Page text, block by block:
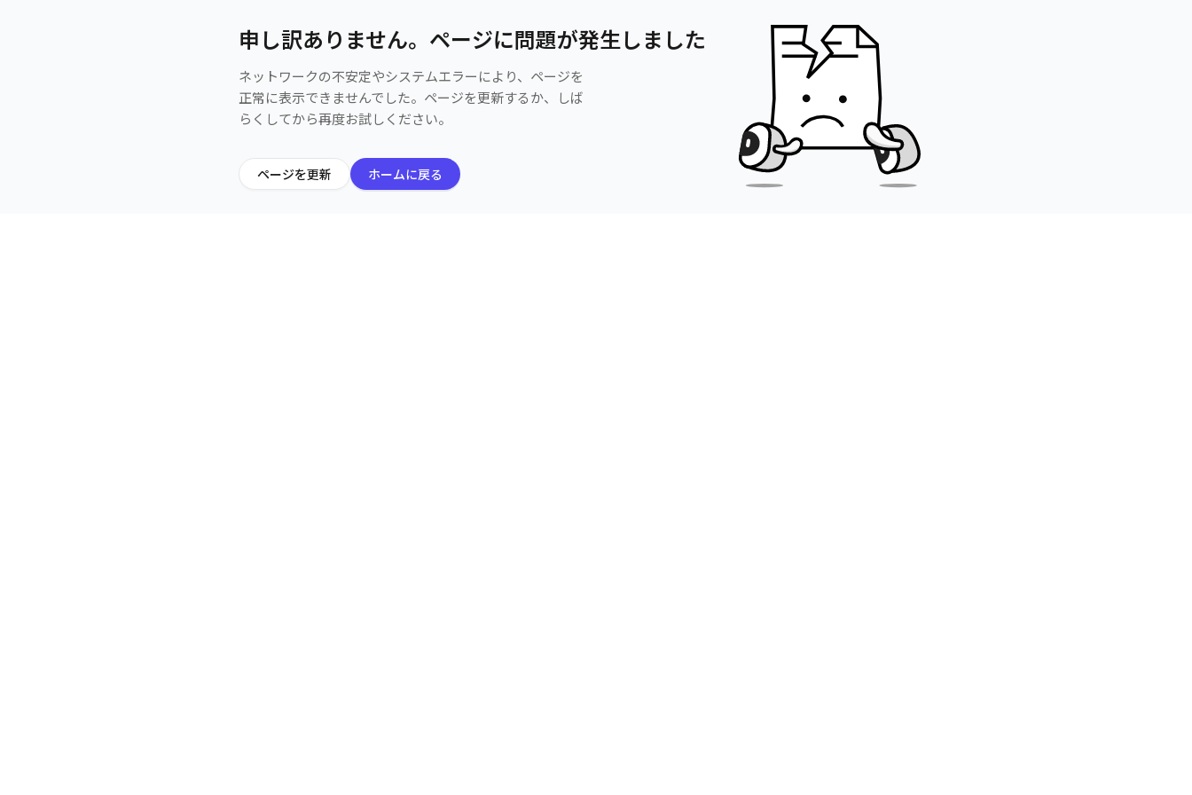
申し訳ありません。ページに問題が発生しました
ネットワークの不安定やシステムエラーにより、ページを
正常に表示できませんでした。ページを更新するか、しば
らくしてから再度お試しください。
ページを更新 ホームに戻る